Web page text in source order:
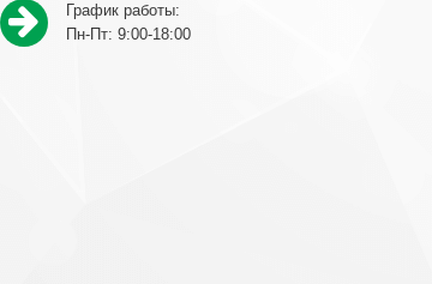
График работы:
Пн-Пт: 9:00-18:00